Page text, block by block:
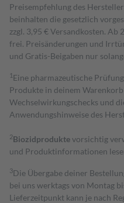
Preisempfehlung des
beinhalten die gesetzlich
zzgl. 3,95 € Versandkosten.
frei. Preisänderungen und
und Gratis-Beigaben nur
1 Eine pharmazeutische
Produkte in deinem
Wechselwirkungschecks und
Anwendungshinweise des
2Biozidproduktevorsichtig
und Produktinformationen
3Die Übergabe deiner
bei uns werktags von Montag
Lieferzeitpunkt kann je nach